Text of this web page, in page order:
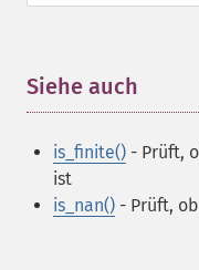
Siehe auch
is_finite() - Prüft,
ist
is_nan() - Prüft,